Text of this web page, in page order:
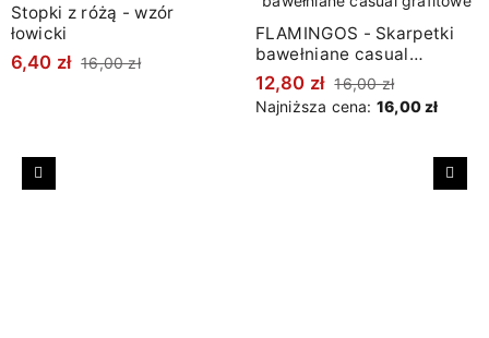
Stopki z różą - wzór
łowicki
6,40 zł 16,00 zł
FLAMINGOS - Skarpetki
bawełniane casual
grafitowe
12,80 zł 16,00 zł
Najniższa cena: 16,00 zł
Poprzedni